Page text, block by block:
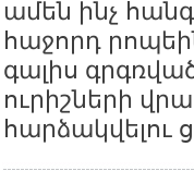
ամեն ինչ
հաջորդ
գալիս
ուրիշների վրա
հարձակվելու